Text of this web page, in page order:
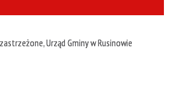
Urząd Gminy w Rusinowie